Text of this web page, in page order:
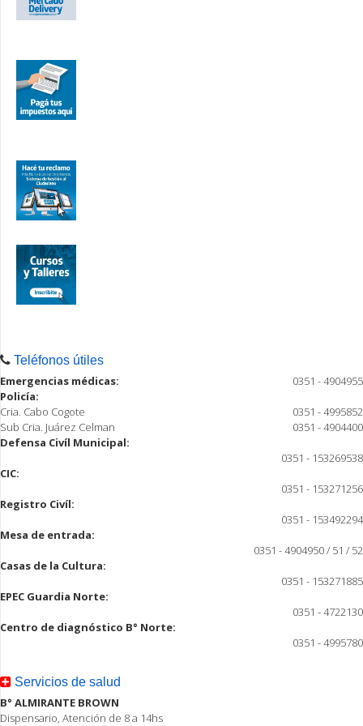
Teléfonos útiles
Emergencias médicas:
0351 - 4904955
Policía:
Cria. Cabo Cogote
0351 - 4995852
Sub Cria. Juárez Celman
0351 - 4904400
Defensa Civíl Municipal:
0351 - 153269538
CIC:
0351 - 153271256
Registro Civíl:
0351 - 153492294
Mesa de entrada:
0351 - 4904950 / 51 / 52
Casas de la Cultura:
0351 - 153271885
EPEC Guardia Norte:
0351 - 4722130
Centro de diagnóstico B° Norte:
0351 - 4995780
Servicios de salud
B° ALMIRANTE BROWN
Dispensario, Atención de 8 a 14hs